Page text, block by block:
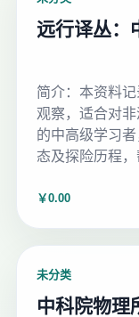
远行译丛：
简介：本资料
观察，适合对
的中高级学习
态及探险历程
￥0.00
未分类
中科院物理